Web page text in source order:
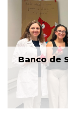
Banco de